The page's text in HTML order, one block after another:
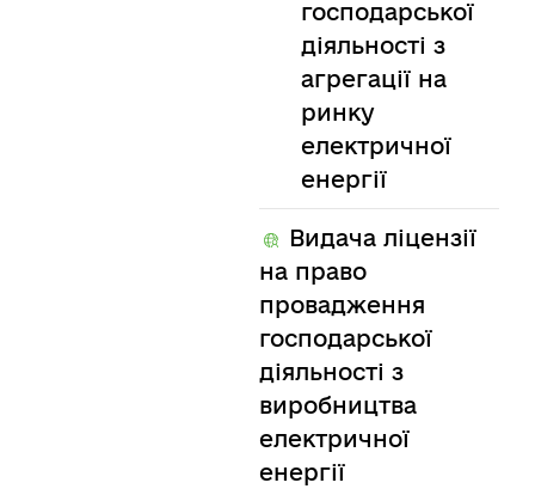
господарської
діяльності з
агрегації на
ринку
електричної
енергії
Видача ліцензії
на право
провадження
господарської
діяльності з
виробництва
електричної
енергії